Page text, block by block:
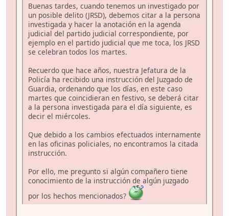
Buenas tardes, cuando tenemos un investigado por
un posible delito (JRSD), debemos citar a la persona
investigada y hacer la anotación en la agenda
judicial del partido judicial correspondiente, por
ejemplo en el partido judicial que me toca, los JRSD
se celebran todos los martes.
Recuerdo que hace años, nuestra Jefatura de la
Policía ha recibido una instrucción del Juzgado de
Guardia, ordenando que los días, en este caso
martes que coincidieran en festivo, se deberá citar
a la persona investigada para el día siguiente, es
decir el miércoles.
Que debido a los cambios efectuados internamente
en las oficinas policiales, no encontramos la citada
instrucción.
Por ello, me pregunto si algún compañero tiene
conocimiento de la instrucción de algún juzgado
por los hechos mencionados?